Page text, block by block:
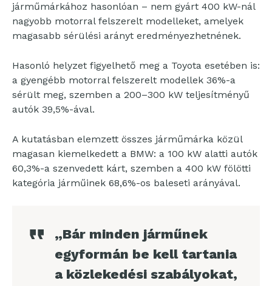
járműmárkához hasonlóan – nem gyárt 400 kW-nál
nagyobb motorral felszerelt modelleket, amelyek
magasabb sérülési arányt eredményezhetnének.
Hasonló helyzet figyelhető meg a Toyota esetében is:
a gyengébb motorral felszerelt modellek 36%-a
sérült meg, szemben a 200–300 kW teljesítményű
autók 39,5%-ával.
A kutatásban elemzett összes járműmárka közül
magasan kiemelkedett a BMW: a 100 kW alatti autók
60,3%-a szenvedett kárt, szemben a 400 kW fölötti
kategória járműinek 68,6%-os baleseti arányával.
„Bár minden járműnek
egyformán be kell tartania
a közlekedési szabályokat,